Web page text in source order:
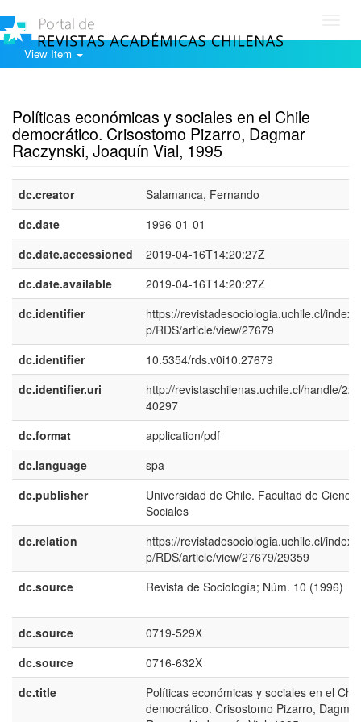
View Item
Políticas económicas y sociales en el Chile
democrático. Crisostomo Pizarro, Dagmar
Raczynski, Joaquín Vial, 1995
dc.creator
Salamanca, Fernando
dc.date
1996-01-01
dc.date.accessioned
2019-04-16T14:20:27Z
dc.date.available
2019-04-16T14:20:27Z
dc.identifier
https://revistadesociologia.uchile.cl/
p/RDS/article/view/27679
dc.identifier
10.5354/rds.v0i10.27679
dc.identifier.uri
http://revistaschilenas.uchile.cl/handle/
40297
dc.format
application/pdf
dc.language
spa
dc.publisher
Universidad de Chile. Facultad de
Sociales
dc.relation
https://revistadesociologia.uchile.cl/
p/RDS/article/view/27679/29359
dc.source
Revista de Sociología; Núm. 10 (1996)
dc.source
0719-529X
dc.source
0716-632X
dc.title
Políticas económicas y sociales en el
democrático. Crisostomo Pizarro, Dagmar